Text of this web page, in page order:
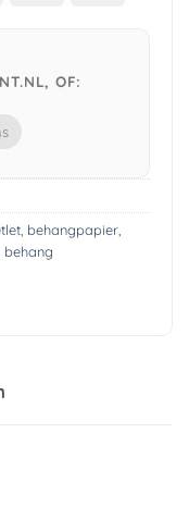
OF:
, behangpapier,
behang